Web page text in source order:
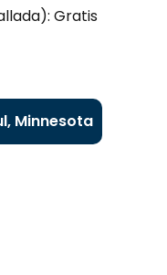
Gratis
Minnesota